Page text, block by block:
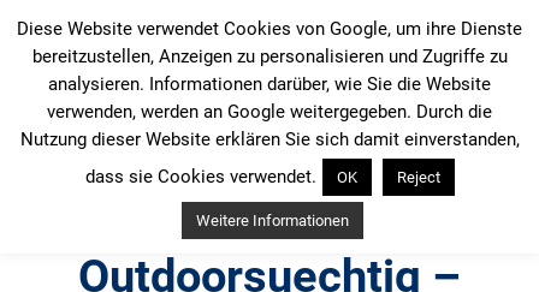
Inhalt
springen
Outdoorsuechtig –
Diese Website verwendet Cookies von Google, um ihre Dienste
bereitzustellen, Anzeigen zu personalisieren und Zugriffe zu
analysieren. Informationen darüber, wie Sie die Website
verwenden, werden an Google weitergegeben. Durch die
Nutzung dieser Website erklären Sie sich damit einverstanden,
dass sie Cookies verwendet.
OK Reject
Weitere Informationen